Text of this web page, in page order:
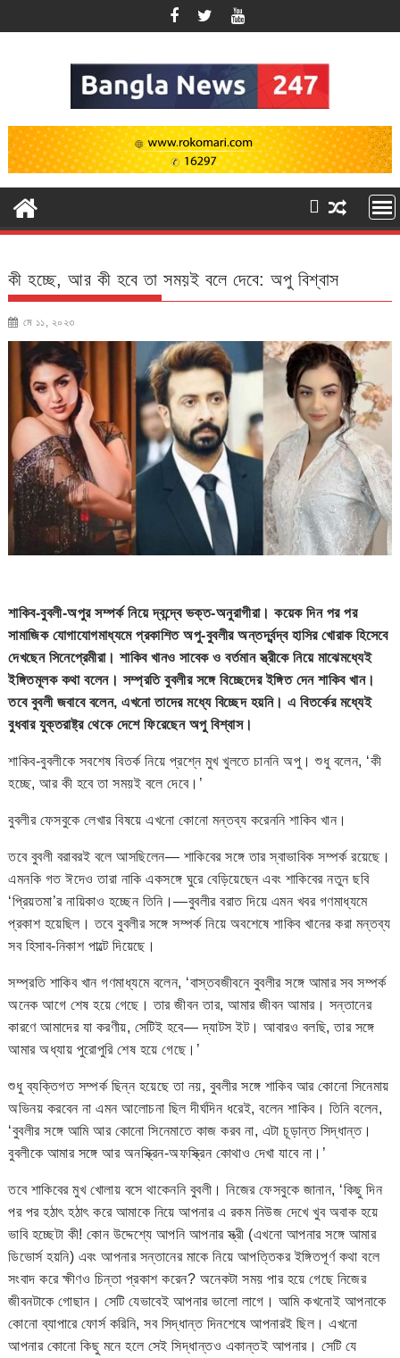
to
কী হচ্ছে, আর কী হবে তা সময়ই বলে দেবে: অপু বিশ্বাস
মে ১১, ২০২৩
শাকিব-বুবলী-অপুর সম্পর্ক নিয়ে দ্বন্দ্বে ভক্ত-অনুরাগীরা। কয়েক দিন পর পর
সামাজিক যোগাযোগমাধ্যমে প্রকাশিত অপু-বুবলীর অন্তর্দ্বন্দ্ব হাসির খোরাক হিসেবে
দেখছেন সিনেপ্রেমীরা। শাকিব খানও সাবেক ও বর্তমান স্ত্রীকে নিয়ে মাঝেমধ্যেই
ইঙ্গিতমূলক কথা বলেন। সম্প্রতি বুবলীর সঙ্গে বিচ্ছেদের ইঙ্গিত দেন শাকিব খান।
তবে বুবলী জবাবে বলেন, এখনো তাদের মধ্যে বিচ্ছেদ হয়নি। এ বিতর্কের মধ্যেই
বুধবার যুক্তরাষ্ট্র থেকে দেশে ফিরেছেন অপু বিশ্বাস।
শাকিব-বুবলীকে সবশেষ বিতর্ক নিয়ে প্রশ্নে মুখ খুলতে চাননি অপু। শুধু বলেন, ‘কী
হচ্ছে, আর কী হবে তা সময়ই বলে দেবে।’
বুবলীর ফেসবুকে লেখার বিষয়ে এখনো কোনো মন্তব্য করেননি শাকিব খান।
তবে বুবলী বরাবরই বলে আসছিলেন— শাকিবের সঙ্গে তার স্বাভাবিক সম্পর্ক রয়েছে।
এমনকি গত ঈদেও তারা নাকি একসঙ্গে ঘুরে বেড়িয়েছেন এবং শাকিবের নতুন ছবি
‘প্রিয়তমা’র নায়িকাও হচ্ছেন তিনি।—বুবলীর বরাত দিয়ে এমন খবর গণমাধ্যমে
প্রকাশ হয়েছিল। তবে বুবলীর সঙ্গে সম্পর্ক নিয়ে অবশেষে শাকিব খানের করা মন্তব্য
সব হিসাব-নিকাশ পাল্টে দিয়েছে।
সম্প্রতি শাকিব খান গণমাধ্যমে বলেন, ‘বাস্তবজীবনে বুবলীর সঙ্গে আমার সব সম্পর্ক
অনেক আগে শেষ হয়ে গেছে। তার জীবন তার, আমার জীবন আমার। সন্তানের
কারণে আমাদের যা করণীয়, সেটিই হবে— দ্যাটস ইট। আবারও বলছি, তার সঙ্গে
আমার অধ্যায় পুরোপুরি শেষ হয়ে গেছে।’
শুধু ব্যক্তিগত সম্পর্ক ছিন্ন হয়েছে তা নয়, বুবলীর সঙ্গে শাকিব আর কোনো সিনেমায়
অভিনয় করবেন না এমন আলোচনা ছিল দীর্ঘদিন ধরেই, বলেন শাকিব। তিনি বলেন,
‘বুবলীর সঙ্গে আমি আর কোনো সিনেমাতে কাজ করব না, এটা চূড়ান্ত সিদ্ধান্ত।
বুবলীকে আমার সঙ্গে আর অনস্ক্রিন-অফস্ক্রিন কোথাও দেখা যাবে না।’
তবে শাকিবের মুখ খোলায় বসে থাকেননি বুবলী। নিজের ফেসবুকে জানান, ‘কিছু দিন
পর পর হঠাৎ হঠাৎ করে আমাকে নিয়ে আপনার এ রকম নিউজ দেখে খুব অবাক হয়ে
ভাবি হচ্ছেটা কী! কোন উদ্দেশ্যে আপনি আপনার স্ত্রী (এখনো আপনার সঙ্গে আমার
ডিভোর্স হয়নি) এবং আপনার সন্তানের মাকে নিয়ে আপত্তিকর ইঙ্গিতপূর্ণ কথা বলে
সংবাদ করে ক্ষীণও চিন্তা প্রকাশ করেন? অনেকটা সময় পার হয়ে গেছে নিজের
জীবনটাকে গোছান। সেটি যেভাবেই আপনার ভালো লাগে। আমি কখনোই আপনাকে
কোনো ব্যাপারে ফোর্স করিনি, সব সিদ্ধান্ত দিনশেষে আপনারই ছিল। এখনো
আপনার কোনো কিছু মনে হলে সেই সিদ্ধান্তও একান্তই আপনার। সেটি যে